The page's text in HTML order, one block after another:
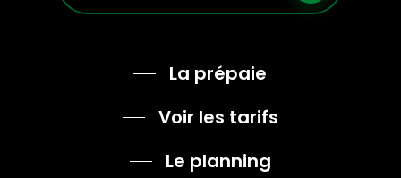
La prépaie
Voir les tarifs
Le planning